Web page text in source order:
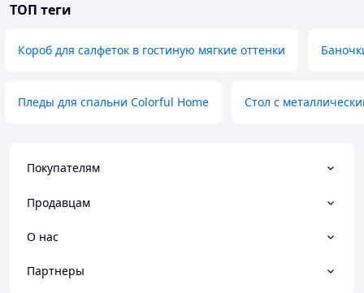
ТОП теги
Короб для салфеток в гостиную мягкие оттенки
Пледы для спальни Colorful Home Стол с
Покупателям
Продавцам
О нас
Партнеры